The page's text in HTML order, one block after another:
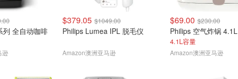
列 全自动咖啡
逊
$379.05 $1049.00
Philips Lumea IPL 脱毛仪
Amazon澳洲亚马逊
$69.00 $230.00
Philips 空气炸锅 4.1L
4.1L容量
Amazon澳洲亚马逊